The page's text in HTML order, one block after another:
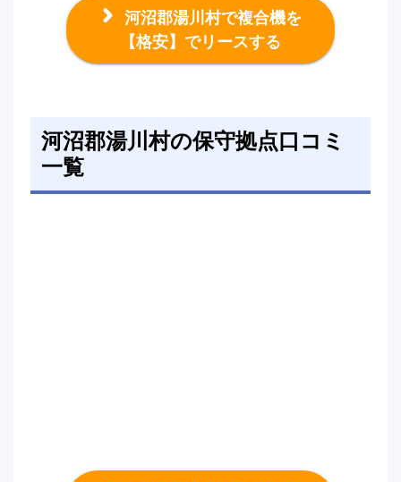
河沼郡湯川村で複合機を
【格安】でリースする
河沼郡湯川村の保守拠点口コミ
一覧